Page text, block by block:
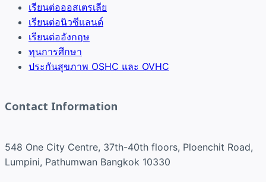
เรียนต่อออสเตรเลีย
เรียนต่อนิวซีแลนด์
เรียนต่ออังกฤษ
ทุนการศึกษา
ประกันสุขภาพ OSHC และ OVHC
Contact Information
548 One City Centre, 37th-40th floors, Ploenchit Road,
Lumpini, Pathumwan Bangkok 10330